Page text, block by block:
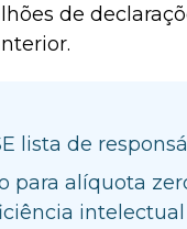
de
lista de
para alíquota
intelectual